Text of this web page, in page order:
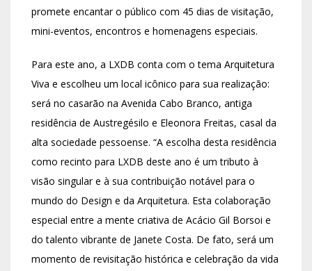
promete encantar o público com 45 dias de visitação,
mini-eventos, encontros e homenagens especiais.
Para este ano, a LXDB conta com o tema Arquitetura
Viva e escolheu um local icônico para sua realização:
será no casarão na Avenida Cabo Branco, antiga
residência de Austregésilo e Eleonora Freitas, casal da
alta sociedade pessoense. “A escolha desta residência
como recinto para LXDB deste ano é um tributo à
visão singular e à sua contribuição notável para o
mundo do Design e da Arquitetura. Esta colaboração
especial entre a mente criativa de Acácio Gil Borsoi e
do talento vibrante de Janete Costa. De fato, será um
momento de revisitação histórica e celebração da vida